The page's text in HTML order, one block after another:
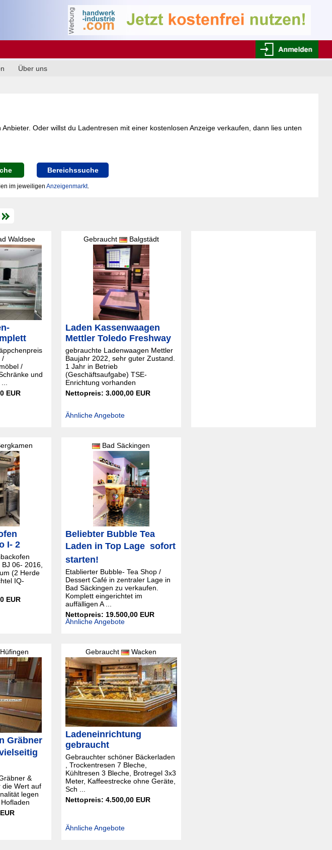
Über uns
Oder willst du Ladentresen mit einer kostenlosen Anzeige verkaufen, dann lies unten
Bereichssuche
im jeweiligen Anzeigenmarkt.
Waldsee
/
/
und
EUR
Gebraucht Balgstädt
Laden Kassenwaagen
Mettler Toledo Freshway
gebrauchte Ladenwaagen Mettler
Baujahr 2022, sehr guter Zustand.
1 Jahr in Betrieb
(Geschäftsaufgabe) TSE-
Enrichtung vorhanden
Nettopreis: 3.000,00 EUR
Ähnliche Angebote
I- 2
06- 2016,
(2 Herde
IQ-
EUR
Bad Säckingen
Beliebter Bubble Tea
Laden in Top Lage  sofort
starten!
Etablierter Bubble- Tea Shop /
Dessert Café in zentraler Lage in
Bad Säckingen zu verkaufen.
Komplett eingerichtet im
auffälligen A ...
Nettopreis: 19.500,00 EUR
Ähnliche Angebote
Gräbner
&
die Wert auf
legen
Gebraucht Wacken
Ladeneinrichtung
gebraucht
Gebrauchter schöner Bäckerladen
, Trockentresen 7 Bleche,
Kühltresen 3 Bleche, Brotregel 3x3
Meter, Kaffeestrecke ohne Geräte,
Sch ...
Nettopreis: 4.500,00 EUR
Ähnliche Angebote